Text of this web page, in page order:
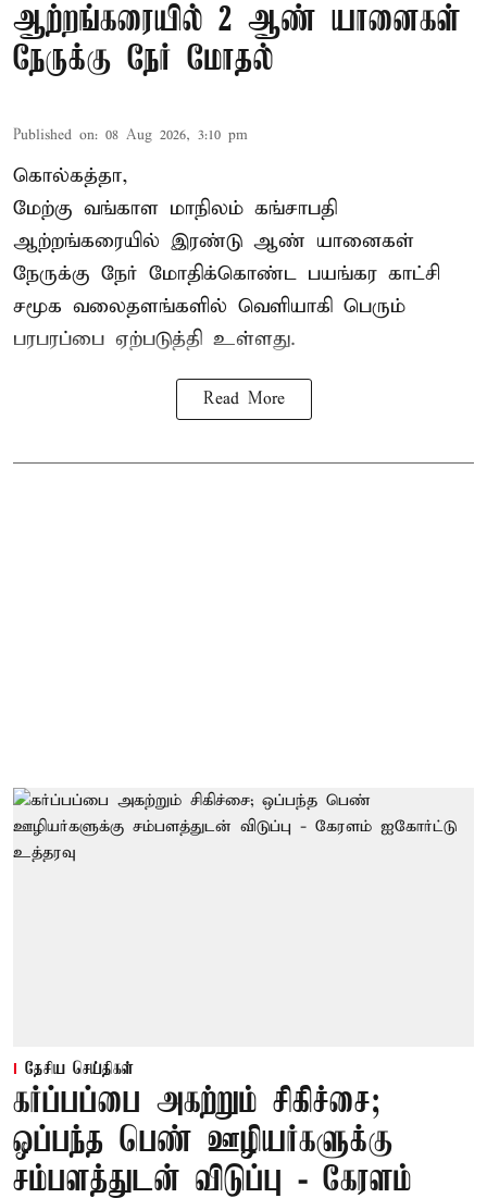
ஆற்றங்கரையில் 2 ஆண் யானைகள்
நேருக்கு நேர் மோதல்
Published on: 08 Aug 2026, 3:10 pm
கொல்கத்தா,
மேற்கு வங்காள மாநிலம் கங்சாபதி
ஆற்றங்கரையில் இரண்டு ஆண் யானைகள்
நேருக்கு நேர் மோதிக்கொண்ட பயங்கர காட்சி
சமூக வலைதளங்களில் வெளியாகி பெரும்
பரபரப்பை ஏற்படுத்தி உள்ளது.
Read More
தேசிய செய்திகள்
கர்ப்பப்பை அகற்றும் சிகிச்சை;
ஒப்பந்த பெண் ஊழியர்களுக்கு
சம்பளத்துடன் விடுப்பு - கேரளம்